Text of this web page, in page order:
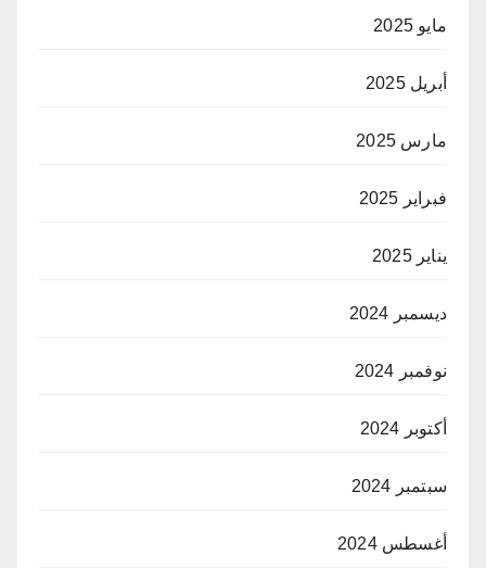
مايو 2025
أبريل 2025
مارس 2025
فبراير 2025
يناير 2025
ديسمبر 2024
نوفمبر 2024
أكتوبر 2024
سبتمبر 2024
أغسطس 2024